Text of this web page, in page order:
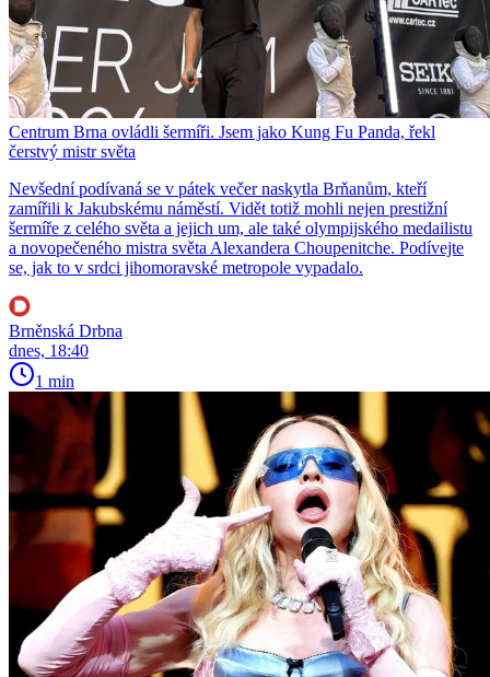
Centrum Brna ovládli šermíři. Jsem jako Kung Fu Panda, řekl
čerstvý mistr světa
Nevšední podívaná se v pátek večer naskytla Brňanům, kteří
zamířili k Jakubskému náměstí. Vidět totiž mohli nejen prestižní
šermíře z celého světa a jejich um, ale také olympijského medailistu
a novopečeného mistra světa Alexandera Choupenitche. Podívejte
se, jak to v srdci jihomoravské metropole vypadalo.
Brněnská Drbna
dnes, 18:40
1 min